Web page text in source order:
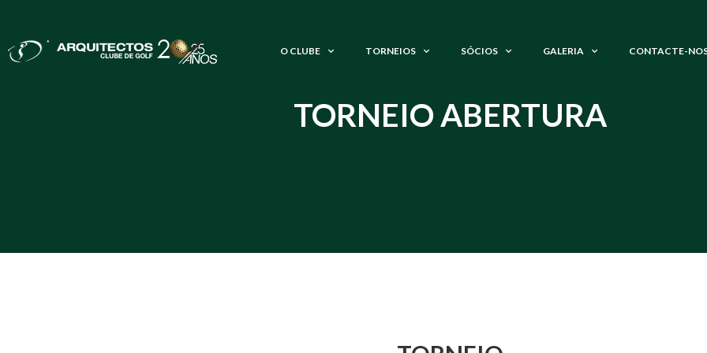
O CLUBE TORNEIOS SÓCIOS GALERIA CONTACTE-
TORNEIO ABERTURA